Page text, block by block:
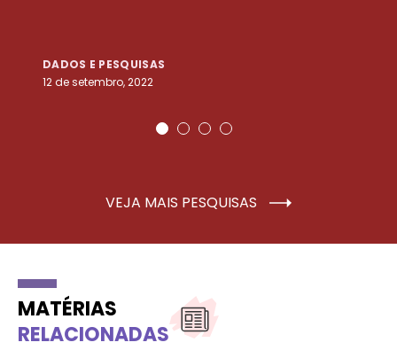
DADOS E PESQUISAS
12 de setembro, 2022
VEJA MAIS PESQUISAS
MATÉRIAS
RELACIONADAS